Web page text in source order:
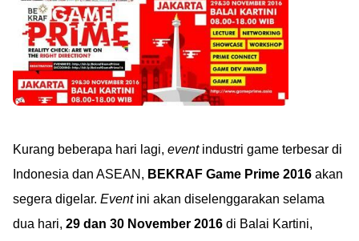
Kurang beberapa hari lagi, eventindustri game terbesar di
Indonesia dan ASEAN, BEKRAF Game Prime 2016 akan
segera digelar. Eventini akan diselenggarakan selama
dua hari, 29 dan 30 November 2016 di Balai Kartini,